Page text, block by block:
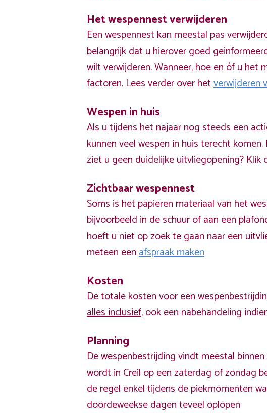
Het wespennest verwijderen
Een wespennest kan meestal pas
belangrijk dat u hierover goed
wilt verwijderen. Wanneer, hoe en óf u het
factoren. Lees verder over hetverwijderen
Wespen in huis
Als u tijdens het najaar nog steeds een
kunnen veel wespen in huis terecht
ziet u geen duidelijke uitvliegopening? Klik
Zichtbaar wespennest
Soms is het papieren materiaal van het
bijvoorbeeld in de schuur of aan een
hoeft u niet op zoek te gaan naar een
meteen eenafspraak maken
Kosten
De totale kosten voor een
alles inclusief, ook een nabehandeling
Planning
De wespenbestrijding vindt meestal
wordt in Creil op een zaterdag of zondag
de regel enkel tijdens de piekmomenten
doordeweekse dagen teveel oplopen